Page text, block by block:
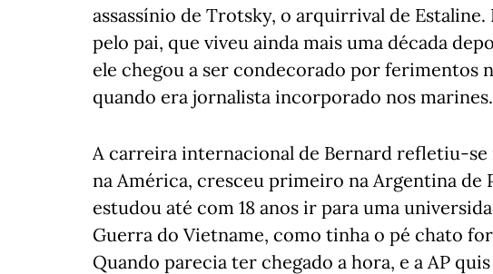
assassínio de Trotsky, o arquirrival de
pelo pai, que viveu ainda mais uma década
ele chegou a ser condecorado por ferimentos
quando era jornalista incorporado nos marines.
A carreira internacional de Bernard refletiu-se
na América, cresceu primeiro na Argentina de
estudou até com 18 anos ir para uma
Guerra do Vietname, como tinha o pé chato
Quando parecia ter chegado a hora, e a AP